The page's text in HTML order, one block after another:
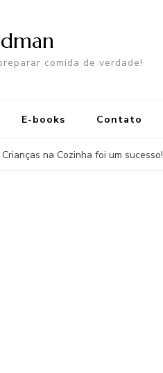
comida de verdade!
E-books Contato
na Cozinha foi um sucesso!